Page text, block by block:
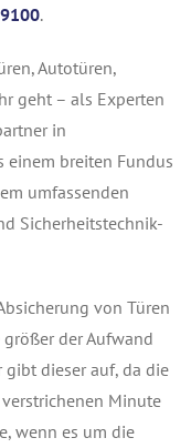
.
Autotüren,
geht – als Experten
in
einem breiten Fundus
umfassenden
Sicherheitstechnik-
von Türen
der Aufwand
gibt dieser auf, da die
Minute
wenn es um die